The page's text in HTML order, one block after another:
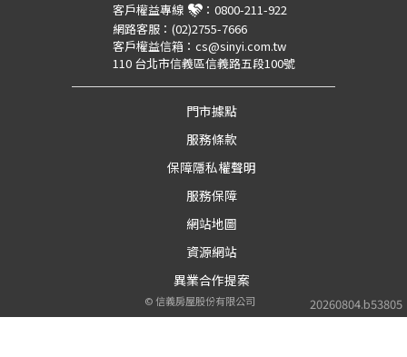
20260804.b53805
客戶權益專線 ： 0800-211-922
網路客服： (02)2755-7666
客戶權益信箱： cs@sinyi.com.tw
110 台北市信義區信義路五段100號
門市據點
服務條款
保障隱私權聲明
服務保障
網站地圖
資源網站
異業合作提案
©信義房屋股份有限公司